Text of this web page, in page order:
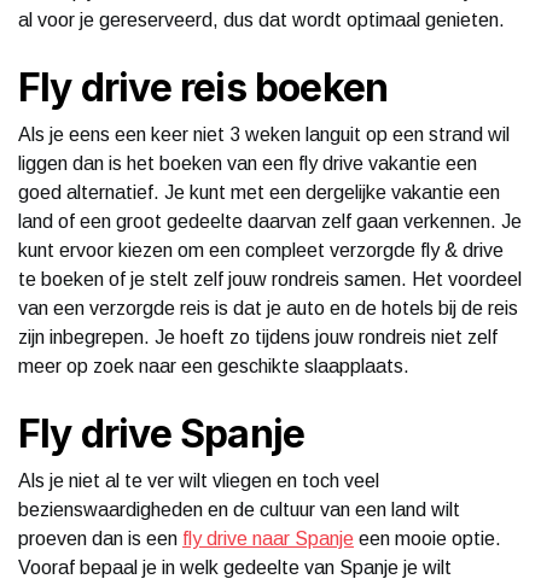
al voor je gereserveerd, dus dat wordt optimaal genieten.
Fly drive reis boeken
Als je eens een keer niet 3 weken languit op een strand wil
liggen dan is het boeken van een fly drive vakantie een
goed alternatief. Je kunt met een dergelijke vakantie een
land of een groot gedeelte daarvan zelf gaan verkennen. Je
kunt ervoor kiezen om een compleet verzorgde fly & drive
te boeken of je stelt zelf jouw rondreis samen. Het voordeel
van een verzorgde reis is dat je auto en de hotels bij de reis
zijn inbegrepen. Je hoeft zo tijdens jouw rondreis niet zelf
meer op zoek naar een geschikte slaapplaats.
Fly drive Spanje
Als je niet al te ver wilt vliegen en toch veel
bezienswaardigheden en de cultuur van een land wilt
proeven dan is een fly drive naar Spanje een mooie optie.
Vooraf bepaal je in welk gedeelte van Spanje je wilt